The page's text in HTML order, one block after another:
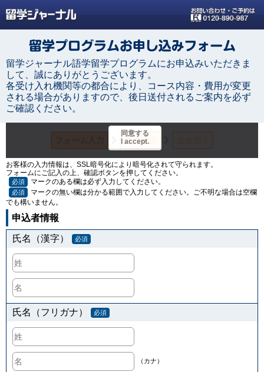
留学ジャーナル語学留学プログラムにお申込みいただきま
して、誠にありがとうございます。
各受け入れ機関等の都合により、コース内容・費用が変更
される場合がありますので、後日送付されるご案内を必ず
ご確認ください。
お客様の入力情報は、SSL暗号化により暗号化されて守られます。
フォームにご記入の上、確認ボタンを押してください。
必須 マークのある欄は必ず入力してください。
必須
マークの無い欄は分かる範囲で入力してください。ご不明な場合は空欄
でも構いません。
申込者情報
氏名（漢字） 必須
氏名（フリガナ） 必須
（カナ）